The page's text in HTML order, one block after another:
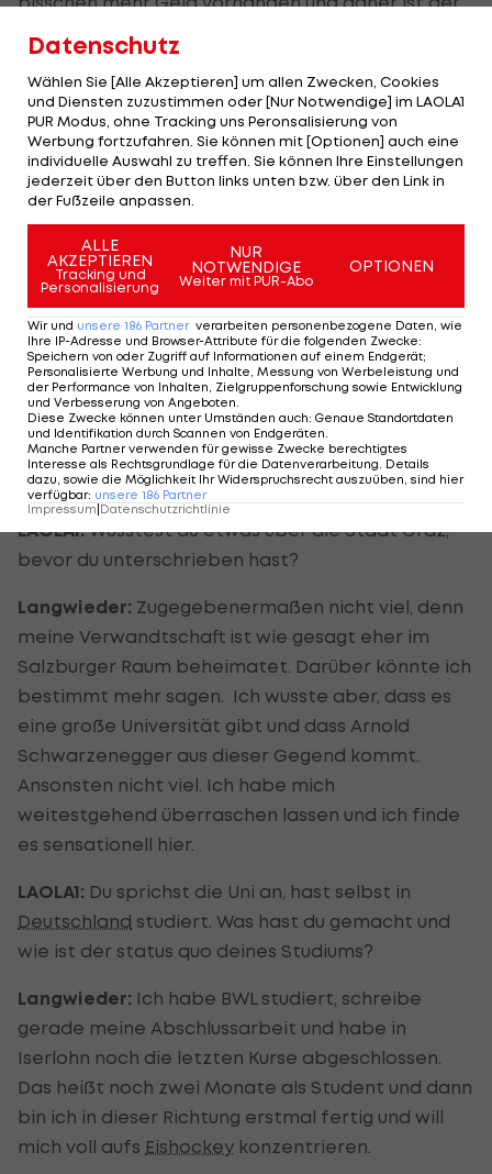
eine oder andere Ausländer vielleicht ein wenig
stärker. Das Niveau der Österreicher und der
Deutschen ist aber relativ gleich. Ich sehe es nicht
als Rück- sondern vielmehr als Karriereschritt. Ich
hatte es immer im Hinterkopf hier mal zu spielen,
jetzt ist es so gekommen und ich freue mich
darauf.
LAOLA1:Was sagst du zur Grazer Eishalle?
Langwieder:Der Bunker (lacht). Nein, ich war
darauf eingestellt und das Stadion in Iserlohn, wo
ich bisher gespielt habe, ist zwar schön aber auch
eine alte Halle. Ich spiele lieber in alten
Spielstätten als in den neuen supermodernen
Arenen, denn die Stimmung und das Flair sind
einfach besser.
LAOLA1:Wusstest du etwas über die Stadt Graz,
bevor du unterschrieben hast?
Langwieder: Zugegebenermaßen nicht viel, denn
meine Verwandtschaft ist wie gesagt eher im
Salzburger Raum beheimatet. Darüber könnte ich
bestimmt mehr sagen. Ich wusste aber, dass es
eine große Universität gibt und dass Arnold
Schwarzenegger aus dieser Gegend kommt.
Ansonsten nicht viel. Ich habe mich
weitestgehend überraschen lassen und ich finde
es sensationell hier.
LAOLA1: Du sprichst die Uni an, hast selbst in
Deutschland studiert. Was hast du gemacht und
wie ist der status quo deines Studiums?
Langwieder: Ich habe BWL studiert, schreibe
gerade meine Abschlussarbeit und habe in
Iserlohn noch die letzten Kurse abgeschlossen.
Das heißt noch zwei Monate als Student und dann
bin ich in dieser Richtung erstmal fertig und will
mich voll aufs Eishockey konzentrieren.
Datenschutz
Wählen Sie [Alle Akzeptieren] um allen Zwecken, Cookies
und Diensten zuzustimmen oder [Nur Notwendige] im LAOLA1
PUR Modus, ohne Tracking uns Peronsalisierung von
Werbung fortzufahren. Sie können mit [Optionen] auch eine
individuelle Auswahl zu treffen. Sie können Ihre Einstellungen
jederzeit über den Button links unten bzw. über den Link in
der Fußzeile anpassen.
ALLE
AKZEPTIEREN
Tracking und
Personalisierung
NUR
NOTWENDIGE
Weiter mit PUR-Abo
OPTIONEN
Wir und unsere 186 Partner verarbeiten personenbezogene Daten, wie
Ihre IP-Adresse und Browser-Attribute für die folgenden Zwecke:
Speichern von oder Zugriff auf Informationen auf einem Endgerät;
Personalisierte Werbung und Inhalte, Messung von Werbeleistung und
der Performance von Inhalten, Zielgruppenforschung sowie Entwicklung
und Verbesserung von Angeboten
Diese Zwecke können unter Umständen auch: Genaue Standortdaten
und Identifikation durch Scannen von Endgeräten
Manche Partner verwenden für gewisse Zwecke berechtigtes
Interesse als Rechtsgrundlage für die Datenverarbeitung. Details
dazu, sowie die Möglichkeit Ihr Widerspruchsrecht auszuüben, sind hier
verfügbar: unsere 186 Partner
Impressum|Datenschutzrichtlinie